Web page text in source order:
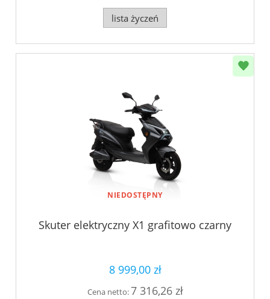
lista życzeń
NIEDOSTĘPNY
Skuter elektryczny X1 grafitowo czarny
8 999,00 zł
Cena netto:7 316,26 zł